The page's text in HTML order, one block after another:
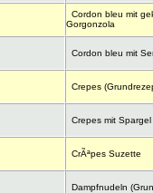
Cordon bleu mit
Gorgonzola
Cordon bleu mit
Crepes
Crepes mit
CrÃªpes Suzette
Dampfnudeln